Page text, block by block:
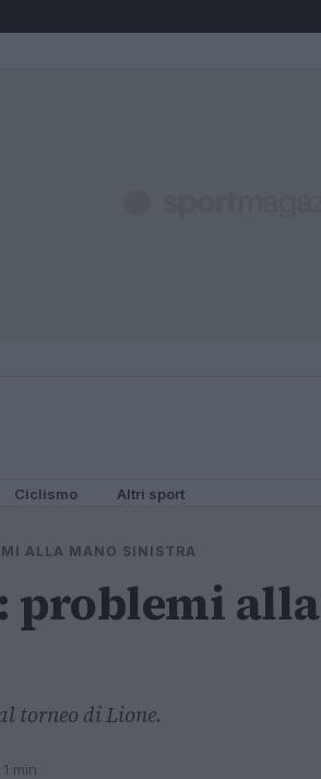
Ciclismo Altri sport
ALLA MANO SINISTRA
problemi alla
torneo di Lione.
1 min